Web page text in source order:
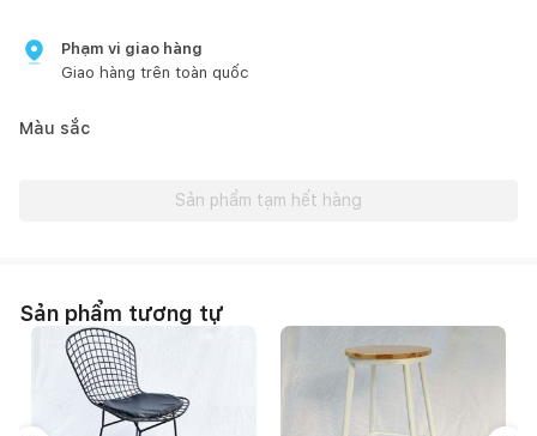
Phạm vi giao hàng
Giao hàng trên toàn quốc
Màu sắc
Sản phẩm tạm hết hàng
Sản phẩm tương tự